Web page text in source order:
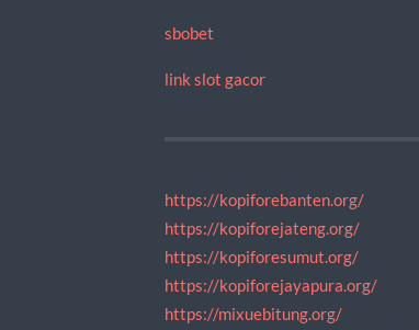
sbobet
link slot gacor
https://kopiforebanten.org/
https://kopiforejateng.org/
https://kopiforesumut.org/
https://kopiforejayapura.org/
https://mixuebitung.org/